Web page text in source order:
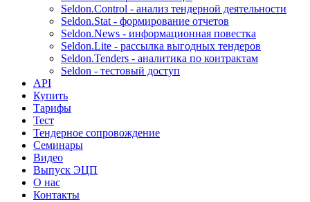
Seldon.Control - анализ тендерной деятельности
Seldon.Stat - формирование отчетов
Seldon.News - информационная повестка
Seldon.Lite - рассылка выгодных тендеров
Seldon.Tenders - аналитика по контрактам
Seldon - тестовый доступ
API
Купить
Тарифы
Тест
Тендерное сопровождение
Семинары
Видео
Выпуск ЭЦП
О нас
Контакты